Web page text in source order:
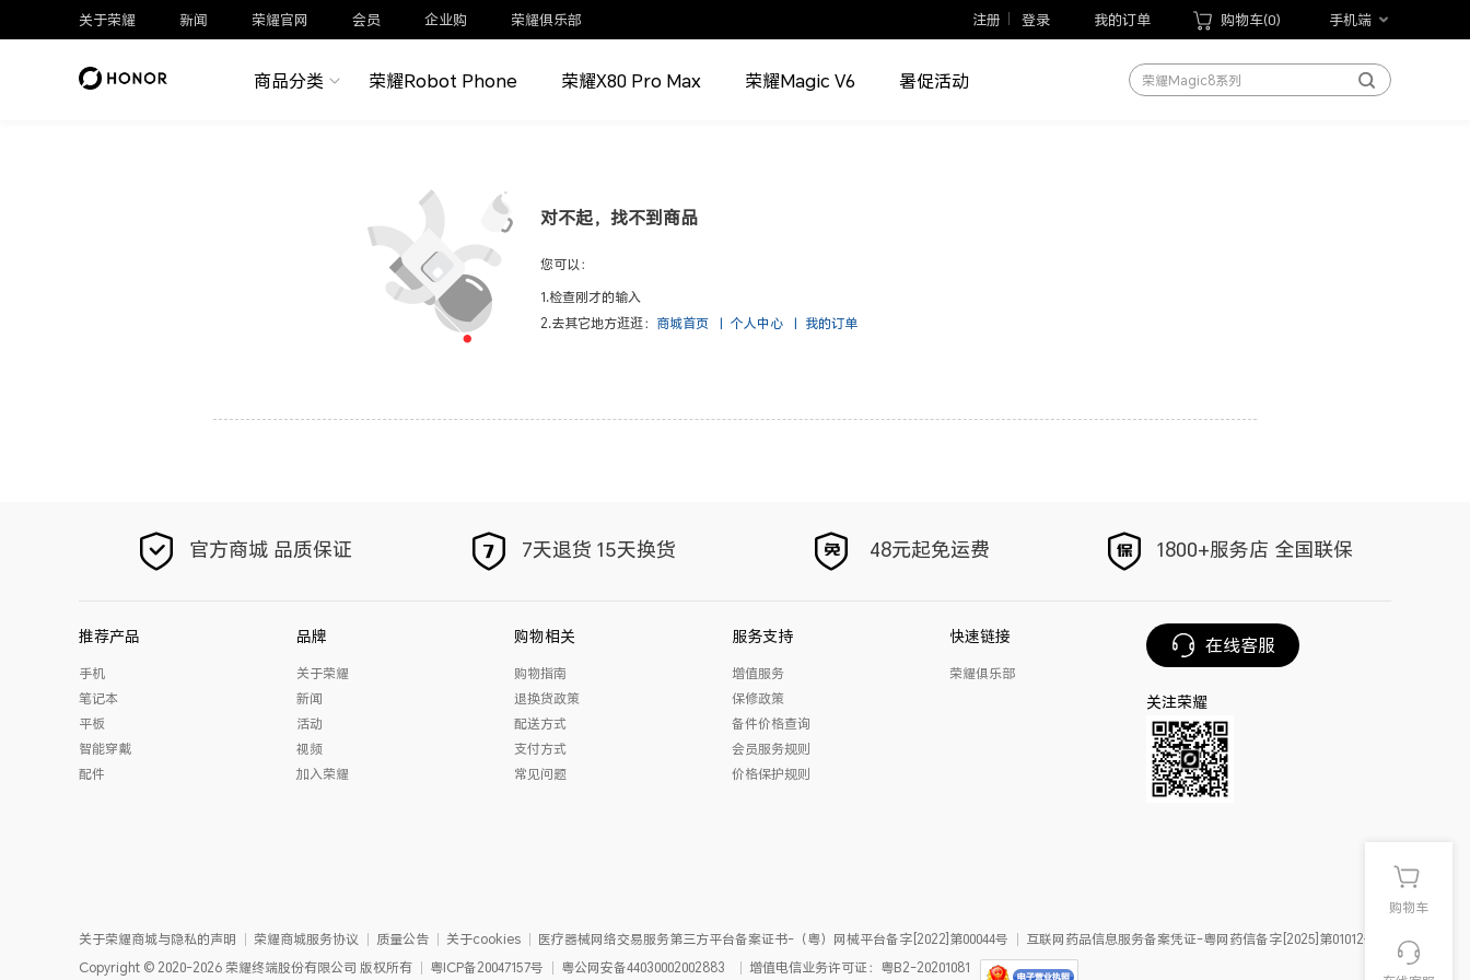
关于荣耀 新闻 荣耀官网 会员 企业购 荣耀俱乐部 注册 登录 我的订单 购物车(0) 手机端
商品分类 荣耀Robot Phone 荣耀X80 Pro Max 荣耀Magic V6 暑促活动
荣耀Magic V6
荣耀Magic8系列
手写笔
对不起，找不到商品
您可以：
1.检查刚才的输入
2.去其它地方逛逛： 商城首页 | 个人中心 | 我的订单
官方商城 品质保证 7天退货 15天换货 48元起免运费 1800+服务店 全国联保
推荐产品
手机
笔记本
平板
智能穿戴
配件
品牌
关于荣耀
新闻
活动
视频
加入荣耀
购物相关
购物指南
退换货政策
配送方式
支付方式
常见问题
服务支持
增值服务
保修政策
备件价格查询
会员服务规则
价格保护规则
快速链接
荣耀俱乐部
在线客服
关注荣耀
关于荣耀商城与隐私的声明 荣耀商城服务协议 质量公告 关于cookies 医疗器械网络交易服务第三方平台备案证书-（粤）网械平台备字[2022]第00044号
互联网药品信息服务备案凭证-粤网药信备字[2025]第01012号
Copyright © 2020-2026 荣耀终端股份有限公司 版权所有 粤ICP备20047157号 粤公网安备44030002002883 增值电信业务许可证：粤B2-20201081
购物车